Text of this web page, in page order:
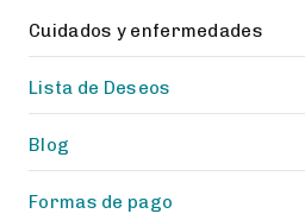
Cuidados y enfermedades
Lista de Deseos
Blog
Formas de pago